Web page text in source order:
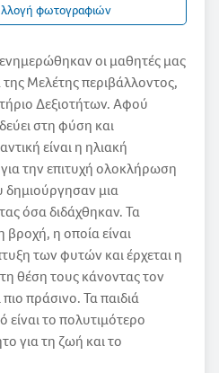
φωτογραφιών
οι μαθητές μας
Μελέτης περιβάλλοντος,
Δεξιοτήτων. Αφού
στη φύση και
είναι η ηλιακή
την επιτυχή ολοκλήρωση
μια
όσα διδάχθηκαν. Τα
η οποία είναι
των φυτών και έρχεται η
θέση τους κάνοντας τον
πράσινο. Τα παιδιά
είναι το πολυτιμότερο
για τη ζωή και το